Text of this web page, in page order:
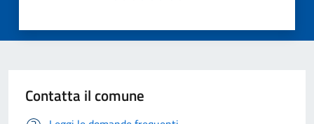
Contatta il comune